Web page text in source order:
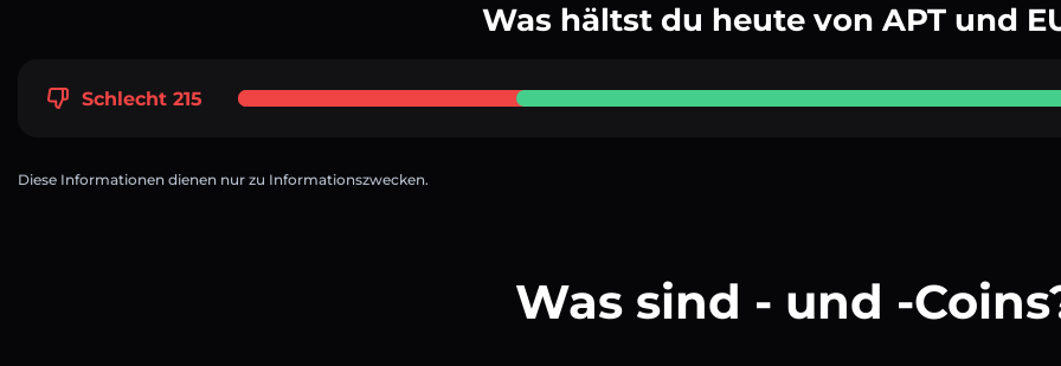
Was hältst du heute von APT und
Schlecht 215
Diese Informationen dienen nur zu Informationszwecken.
Was sind - und -